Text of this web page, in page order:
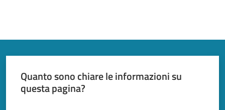
Quanto sono chiare le informazioni su
questa pagina?